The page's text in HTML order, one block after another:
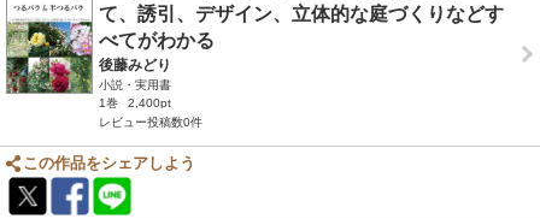
て、誘引、デザイン、立体的な庭づくりなどす
べてがわかる
後藤みどり
小説・実用書
1巻
2,400pt
レビュー投稿数0件
この作品をシェアしよう